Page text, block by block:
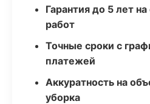
Гарантия до 5 лет
работ
Точные сроки с
платежей
Аккуратность на
уборка